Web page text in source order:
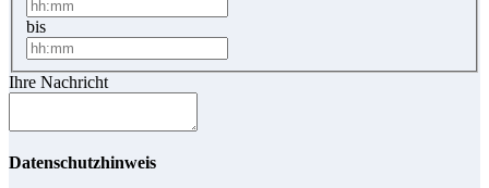
bis
Ihre Nachricht
Datenschutzhinweis